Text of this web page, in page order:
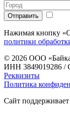
Нажимая кнопку
политики
© 2026 ООО
ИНН 3849019286 /
Реквизиты
Политика
Сайт